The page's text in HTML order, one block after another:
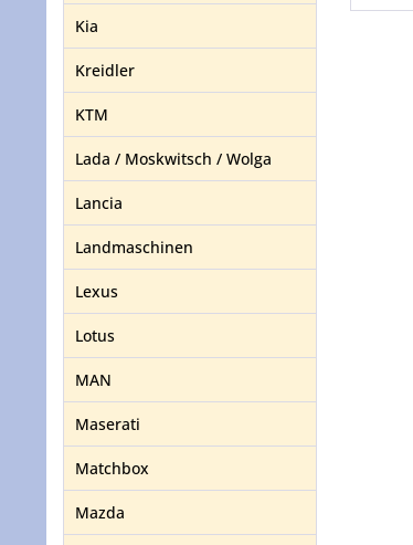
Kia
Kreidler
KTM
Lada / Moskwitsch / Wolga
Lancia
Landmaschinen
Lexus
Lotus
MAN
Maserati
Matchbox
Mazda